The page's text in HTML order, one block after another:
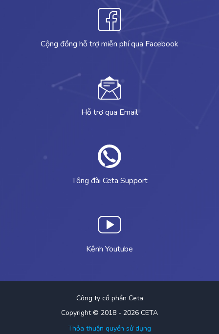
Cộng đồng hỗ trợ miễn phí qua Facebook
Hỗ trợ qua Email
Tổng đài Ceta Support
Kênh Youtube
Công ty cổ phần Ceta
Copyright © 2018 - 2026 CETA
Thỏa thuận quyền sử dụng